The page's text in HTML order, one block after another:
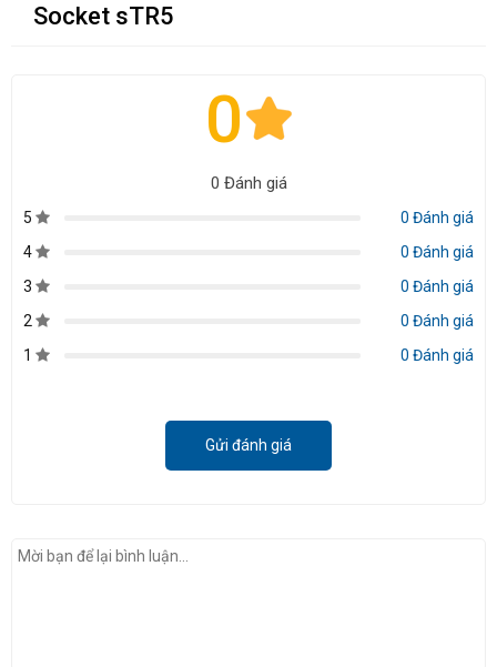
Socket sTR5
0
0 Đánh giá
5
0 Đánh giá
4
0 Đánh giá
3
0 Đánh giá
2
0 Đánh giá
1
0 Đánh giá
Gửi đánh giá